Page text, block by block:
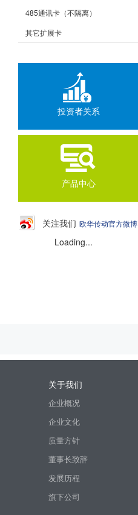
485通讯卡（不隔离）
其它扩展卡
投资者关系
产品中心
关注我们 欧华传动官方微博
Loading...
关于我们
企业概况
企业文化
质量方针
董事长致辞
发展历程
旗下公司